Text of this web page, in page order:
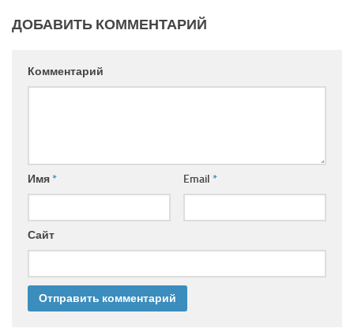
ДОБАВИТЬ КОММЕНТАРИЙ
Комментарий
Имя* Email *
Сайт